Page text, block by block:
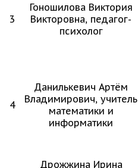
3
Гоношилова Виктория
Викторовна, педагог-
психолог
4
Данилькевич Артём
Владимирович, учитель
математики и
информатики
Дрожжина Ирина